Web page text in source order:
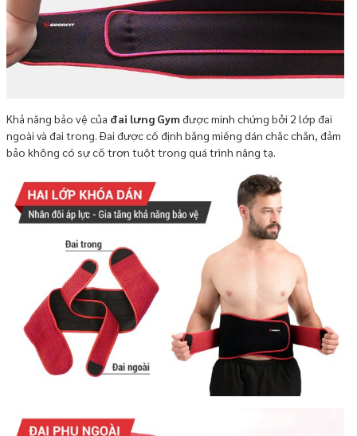
Khả năng bảo vệ của đai lưng Gymđược minh chứng bởi 2 lớp đai
ngoài và đai trong. Đai được cố định bằng miếng dán chắc chắn, đảm
bảo không có sự cố trơn tuột trong quá trình nâng tạ.